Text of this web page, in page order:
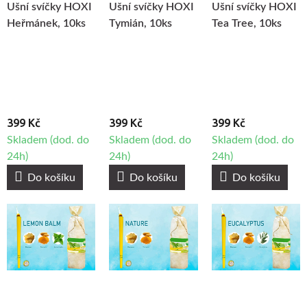
Ušní svíčky HOXI
Heřmánek, 10ks
399 Kč
Skladem (dod. do
24h)
Do košíku
Ušní svíčky HOXI
Tymián, 10ks
399 Kč
Skladem (dod. do
24h)
Do košíku
Ušní svíčky HOXI
Tea Tree, 10ks
399 Kč
Skladem (dod. do
24h)
Do košíku